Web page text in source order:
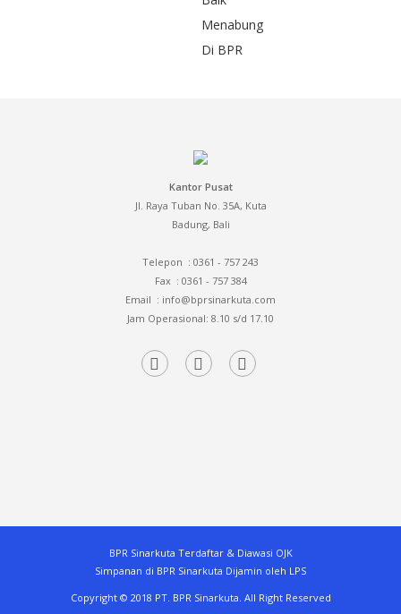
Kantor Pusat
Jl. Raya Tuban No. 35A, Kuta
Badung, Bali
Telepon : 0361 - 757 243
Fax: 0361 - 757 384
Email : info@bprsinarkuta.com
Jam Operasional: 8.10 s/d 17.10
BPR Sinarkuta Terdaftar & Diawasi OJK
Simpanan di BPR Sinarkuta Dijamin oleh LPS
Copyright © 2018 PT. BPR Sinarkuta. All Right Reserved